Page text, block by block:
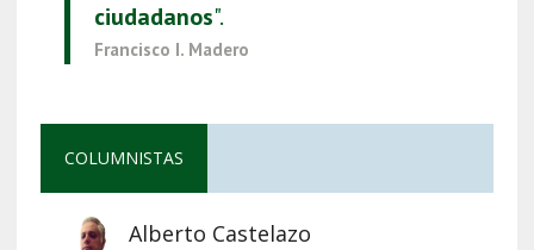
ciudadanos".
Francisco I. Madero
COLUMNISTAS
Alberto Castelazo